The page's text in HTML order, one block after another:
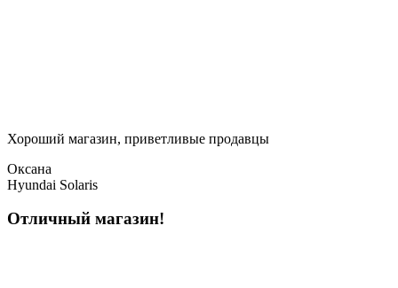
Хороший магазин, приветливые продавцы
Оксана
Hyundai Solaris
Отличный магазин!